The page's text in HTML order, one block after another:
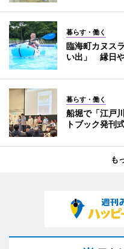
暮らす・働く
臨海町カヌス
い出」 縁日
暮らす・働く
船堀で「江戸
トブック発刊
も